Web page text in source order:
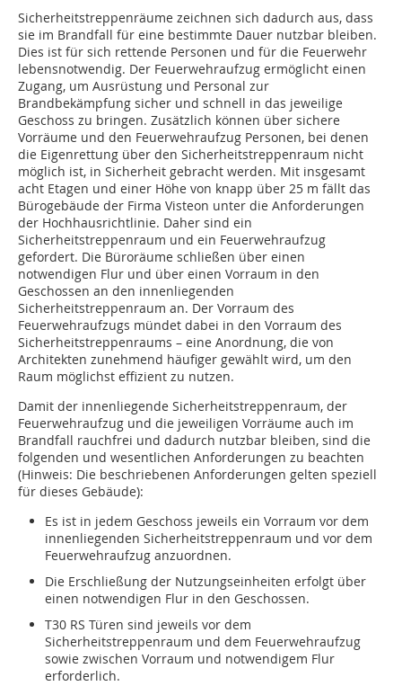
Sicherheitstreppenräume zeichnen sich dadurch aus, dass
sie im Brandfall für eine bestimmte Dauer nutzbar bleiben.
Dies ist für sich rettende Personen und für die Feuerwehr
lebensnotwendig. Der Feuerwehraufzug ermöglicht einen
Zugang, um Ausrüstung und Personal zur
Brandbekämpfung sicher und schnell in das jeweilige
Geschoss zu bringen. Zusätzlich können über sichere
Vorräume und den Feuerwehraufzug Personen, bei denen
die Eigenrettung über den Sicherheitstreppenraum nicht
möglich ist, in Sicherheit gebracht werden. Mit insgesamt
acht Etagen und einer Höhe von knapp über 25 m fällt das
Bürogebäude der Firma Visteon unter die Anforderungen
der Hochhausrichtlinie. Daher sind ein
Sicherheitstreppenraum und ein Feuerwehraufzug
gefordert. Die Büroräume schließen über einen
notwendigen Flur und über einen Vorraum in den
Geschossen an den innenliegenden
Sicherheitstreppenraum an. Der Vorraum des
Feuerwehraufzugs mündet dabei in den Vorraum des
Sicherheitstreppenraums – eine Anordnung, die von
Architekten zunehmend häufiger gewählt wird, um den
Raum möglichst effizient zu nutzen.
Damit der innenliegende Sicherheitstreppenraum, der
Feuerwehraufzug und die jeweiligen Vorräume auch im
Brandfall rauchfrei und dadurch nutzbar bleiben, sind die
folgenden und wesentlichen Anforderungen zu beachten
(Hinweis: Die beschriebenen Anforderungen gelten speziell
für dieses Gebäude):
Es ist in jedem Geschoss jeweils ein Vorraum vor dem
innenliegenden Sicherheitstreppenraum und vor dem
Feuerwehraufzug anzuordnen.
Die Erschließung der Nutzungseinheiten erfolgt über
einen notwendigen Flur in den Geschossen.
T30 RS Türen sind jeweils vor dem
Sicherheitstreppenraum und dem Feuerwehraufzug
sowie zwischen Vorraum und notwendigem Flur
erforderlich.